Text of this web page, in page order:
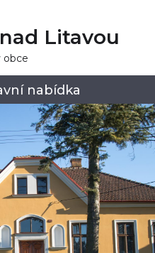
Litavou
obce
nabídka